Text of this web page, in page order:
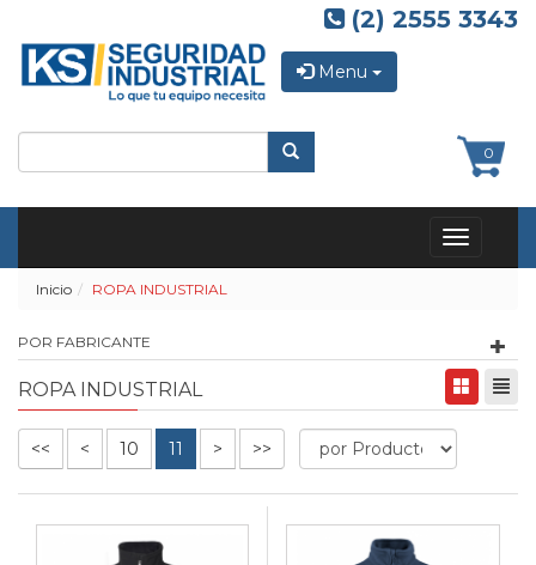
(2) 2555 3343
Menu
0
Toggle
Inicio
ROPA INDUSTRIAL
POR FABRICANTE
ROPA INDUSTRIAL
<< < 10 11 > >>